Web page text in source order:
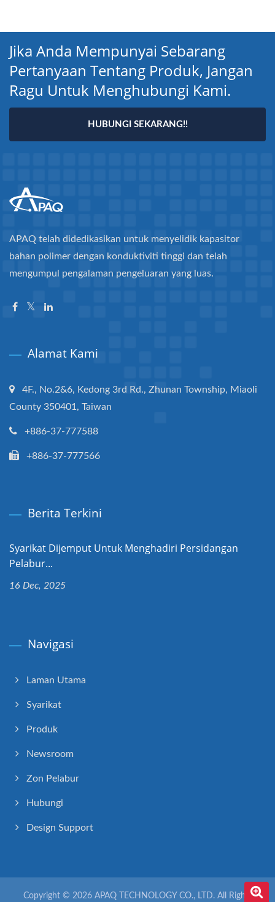
Jika Anda Mempunyai Sebarang
Pertanyaan Tentang Produk, Jangan
Ragu Untuk Menghubungi Kami.
HUBUNGI SEKARANG!!
APAQ telah didedikasikan untuk menyelidik kapasitor
bahan polimer dengan konduktiviti tinggi dan telah
mengumpul pengalaman pengeluaran yang luas.
Alamat Kami
4F., No.2&6, Kedong 3rd Rd., Zhunan Township, Miaoli
County 350401, Taiwan
+886-37-777588
+886-37-777566
Berita Terkini
Syarikat Dijemput Untuk Menghadiri Persidangan
Pelabur...
16 Dec, 2025
Navigasi
Laman Utama
Syarikat
Produk
Newsroom
Zon Pelabur
Hubungi
Design Support
Copyright © 2026 APAQ TECHNOLOGY CO., LTD.All Rights